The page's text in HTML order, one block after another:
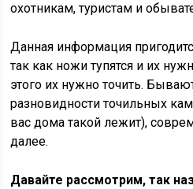
охотникам, туристам и
Данная информация
так как ножи тупятся и их
этого их нужно точить.
разновидности точильных
вас дома такой лежит),
далее.
Давайте рассмотрим, так